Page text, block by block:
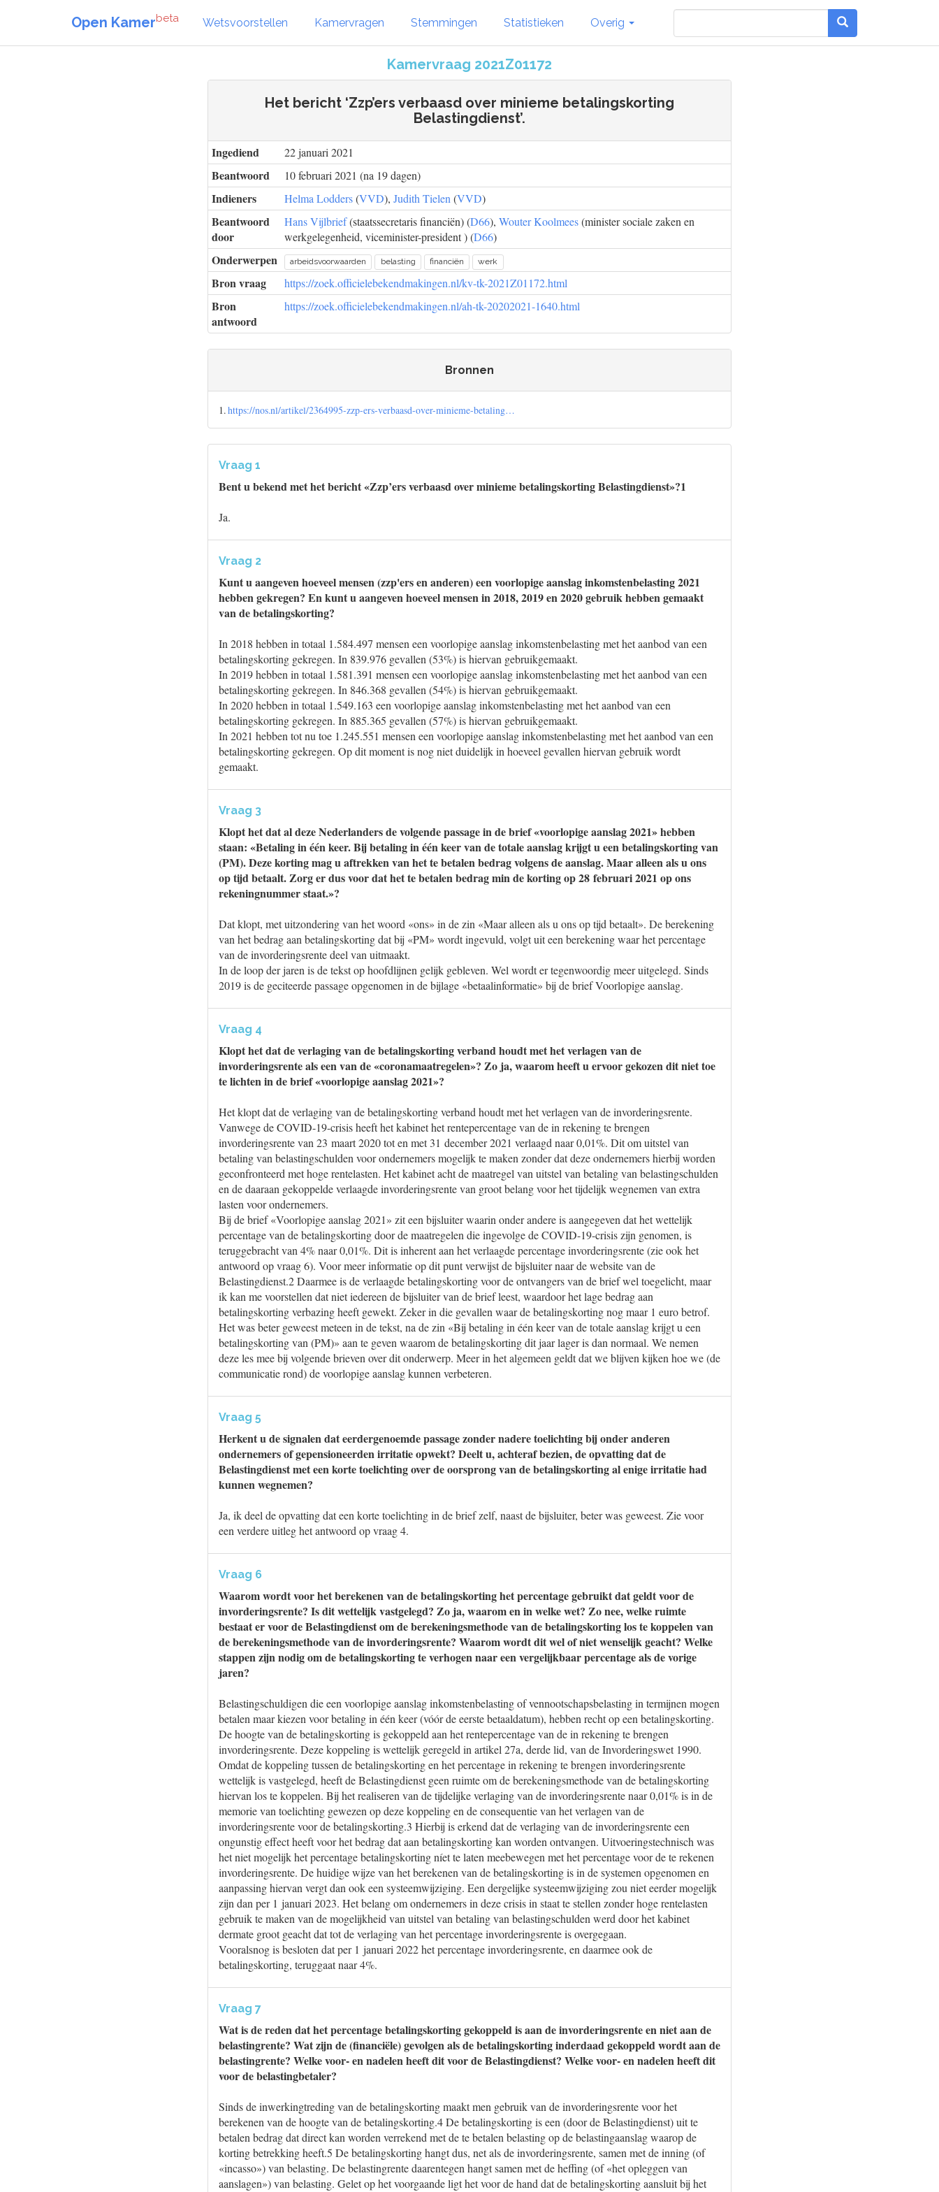
Open Kamerbeta Wetsvoorstellen Kamervragen Stemmingen Statistieken Overig
Kamervraag 2021Z01172
Het bericht ‘Zzp’ers verbaasd over minieme betalingskorting
Belastingdienst’.
Ingediend 22 januari 2021
Beantwoord 10 februari 2021 (na 19 dagen)
Indieners Helma Lodders(VVD), Judith Tielen (VVD)
Beantwoord
door
Hans Vijlbrief(staatssecretaris financiën) (D66), Wouter Koolmees(minister sociale zaken en
werkgelegenheid, viceminister-president ) (D66)
Onderwerpen arbeidsvoorwaarden belasting financiën werk
Bron vraag https://zoek.officielebekendmakingen.nl/kv-tk-2021Z01172.html
Bron
antwoord
https://zoek.officielebekendmakingen.nl/ah-tk-20202021-1640.html
Bronnen
1.https://nos.nl/artikel/2364995-zzp-ers-verbaasd-over-minieme-betaling…
Vraag 1
Bent u bekend met het bericht «Zzp’ers verbaasd over minieme betalingskorting Belastingdienst»?1
Ja.
Vraag 2
Kunt u aangeven hoeveel mensen (zzp'ers en anderen) een voorlopige aanslag inkomstenbelasting 2021
hebben gekregen? En kunt u aangeven hoeveel mensen in 2018, 2019 en 2020 gebruik hebben gemaakt
van de betalingskorting?
In 2018 hebben in totaal 1.584.497 mensen een voorlopige aanslag inkomstenbelasting met het aanbod van een
betalingskorting gekregen. In 839.976 gevallen (53%) is hiervan gebruikgemaakt.
In 2019 hebben in totaal 1.581.391 mensen een voorlopige aanslag inkomstenbelasting met het aanbod van een
betalingskorting gekregen. In 846.368 gevallen (54%) is hiervan gebruikgemaakt.
In 2020 hebben in totaal 1.549.163 een voorlopige aanslag inkomstenbelasting met het aanbod van een
betalingskorting gekregen. In 885.365 gevallen (57%) is hiervan gebruikgemaakt.
In 2021 hebben tot nu toe 1.245.551 mensen een voorlopige aanslag inkomstenbelasting met het aanbod van een
betalingskorting gekregen. Op dit moment is nog niet duidelijk in hoeveel gevallen hiervan gebruik wordt
gemaakt.
Vraag 3
Klopt het dat al deze Nederlanders de volgende passage in de brief «voorlopige aanslag 2021» hebben
staan: «Betaling in één keer. Bij betaling in één keer van de totale aanslag krijgt u een betalingskorting van
(PM). Deze korting mag u aftrekken van het te betalen bedrag volgens de aanslag. Maar alleen als u ons
op tijd betaalt. Zorg er dus voor dat het te betalen bedrag min de korting op 28 februari 2021 op ons
rekeningnummer staat.»?
Dat klopt, met uitzondering van het woord «ons» in de zin «Maar alleen als u ons op tijd betaalt». De berekening
van het bedrag aan betalingskorting dat bij «PM» wordt ingevuld, volgt uit een berekening waar het percentage
van de invorderingsrente deel van uitmaakt.
In de loop der jaren is de tekst op hoofdlijnen gelijk gebleven. Wel wordt er tegenwoordig meer uitgelegd. Sinds
2019 is de geciteerde passage opgenomen in de bijlage «betaalinformatie» bij de brief Voorlopige aanslag.
Vraag 4
Klopt het dat de verlaging van de betalingskorting verband houdt met het verlagen van de
invorderingsrente als een van de «coronamaatregelen»? Zo ja, waarom heeft u ervoor gekozen dit niet toe
te lichten in de brief «voorlopige aanslag 2021»?
Het klopt dat de verlaging van de betalingskorting verband houdt met het verlagen van de invorderingsrente.
Vanwege de COVID-19-crisis heeft het kabinet het rentepercentage van de in rekening te brengen
invorderingsrente van 23 maart 2020 tot en met 31 december 2021 verlaagd naar 0,01%. Dit om uitstel van
betaling van belastingschulden voor ondernemers mogelijk te maken zonder dat deze ondernemers hierbij worden
geconfronteerd met hoge rentelasten. Het kabinet acht de maatregel van uitstel van betaling van belastingschulden
en de daaraan gekoppelde verlaagde invorderingsrente van groot belang voor het tijdelijk wegnemen van extra
lasten voor ondernemers.
Bij de brief «Voorlopige aanslag 2021» zit een bijsluiter waarin onder andere is aangegeven dat het wettelijk
percentage van de betalingskorting door de maatregelen die ingevolge de COVID-19-crisis zijn genomen, is
teruggebracht van 4% naar 0,01%. Dit is inherent aan het verlaagde percentage invorderingsrente (zie ook het
antwoord op vraag 6). Voor meer informatie op dit punt verwijst de bijsluiter naar de website van de
Belastingdienst.2 Daarmee is de verlaagde betalingskorting voor de ontvangers van de brief wel toegelicht, maar
ik kan me voorstellen dat niet iedereen de bijsluiter van de brief leest, waardoor het lage bedrag aan
betalingskorting verbazing heeft gewekt. Zeker in die gevallen waar de betalingskorting nog maar 1 euro betrof.
Het was beter geweest meteen in de tekst, na de zin «Bij betaling in één keer van de totale aanslag krijgt u een
betalingskorting van (PM)» aan te geven waarom de betalingskorting dit jaar lager is dan normaal. We nemen
deze les mee bij volgende brieven over dit onderwerp. Meer in het algemeen geldt dat we blijven kijken hoe we (de
communicatie rond) de voorlopige aanslag kunnen verbeteren.
Vraag 5
Herkent u de signalen dat eerdergenoemde passage zonder nadere toelichting bij onder anderen
ondernemers of gepensioneerden irritatie opwekt? Deelt u, achteraf bezien, de opvatting dat de
Belastingdienst met een korte toelichting over de oorsprong van de betalingskorting al enige irritatie had
kunnen wegnemen?
Ja, ik deel de opvatting dat een korte toelichting in de brief zelf, naast de bijsluiter, beter was geweest. Zie voor
een verdere uitleg het antwoord op vraag 4.
Vraag 6
Waarom wordt voor het berekenen van de betalingskorting het percentage gebruikt dat geldt voor de
invorderingsrente? Is dit wettelijk vastgelegd? Zo ja, waarom en in welke wet? Zo nee, welke ruimte
bestaat er voor de Belastingdienst om de berekeningsmethode van de betalingskorting los te koppelen van
de berekeningsmethode van de invorderingsrente? Waarom wordt dit wel of niet wenselijk geacht? Welke
stappen zijn nodig om de betalingskorting te verhogen naar een vergelijkbaar percentage als de vorige
jaren?
Belastingschuldigen die een voorlopige aanslag inkomstenbelasting of vennootschapsbelasting in termijnen mogen
betalen maar kiezen voor betaling in één keer (vóór de eerste betaaldatum), hebben recht op een betalingskorting.
De hoogte van de betalingskorting is gekoppeld aan het rentepercentage van de in rekening te brengen
invorderingsrente. Deze koppeling is wettelijk geregeld in artikel 27a, derde lid, van de Invorderingswet 1990.
Omdat de koppeling tussen de betalingskorting en het percentage in rekening te brengen invorderingsrente
wettelijk is vastgelegd, heeft de Belastingdienst geen ruimte om de berekeningsmethode van de betalingskorting
hiervan los te koppelen. Bij het realiseren van de tijdelijke verlaging van de invorderingsrente naar 0,01% is in de
memorie van toelichting gewezen op deze koppeling en de consequentie van het verlagen van de
invorderingsrente voor de betalingskorting.3 Hierbij is erkend dat de verlaging van de invorderingsrente een
ongunstig effect heeft voor het bedrag dat aan betalingskorting kan worden ontvangen. Uitvoeringstechnisch was
het niet mogelijk het percentage betalingskorting níet te laten meebewegen met het percentage voor de te rekenen
invorderingsrente. De huidige wijze van het berekenen van de betalingskorting is in de systemen opgenomen en
aanpassing hiervan vergt dan ook een systeemwijziging. Een dergelijke systeemwijziging zou niet eerder mogelijk
zijn dan per 1 januari 2023. Het belang om ondernemers in deze crisis in staat te stellen zonder hoge rentelasten
gebruik te maken van de mogelijkheid van uitstel van betaling van belastingschulden werd door het kabinet
dermate groot geacht dat tot de verlaging van het percentage invorderingsrente is overgegaan.
Vooralsnog is besloten dat per 1 januari 2022 het percentage invorderingsrente, en daarmee ook de
betalingskorting, teruggaat naar 4%.
Vraag 7
Wat is de reden dat het percentage betalingskorting gekoppeld is aan de invorderingsrente en niet aan de
belastingrente? Wat zijn de (financiële) gevolgen als de betalingskorting inderdaad gekoppeld wordt aan de
belastingrente? Welke voor- en nadelen heeft dit voor de Belastingdienst? Welke voor- en nadelen heeft dit
voor de belastingbetaler?
Sinds de inwerkingtreding van de betalingskorting maakt men gebruik van de invorderingsrente voor het
berekenen van de hoogte van de betalingskorting.4 De betalingskorting is een (door de Belastingdienst) uit te
betalen bedrag dat direct kan worden verrekend met de te betalen belasting op de belastingaanslag waarop de
korting betrekking heeft.5 De betalingskorting hangt dus, net als de invorderingsrente, samen met de inning (of
«incasso») van belasting. De belastingrente daarentegen hangt samen met de heffing (of «het opleggen van
aanslagen») van belasting. Gelet op het voorgaande ligt het voor de hand dat de betalingskorting aansluit bij het